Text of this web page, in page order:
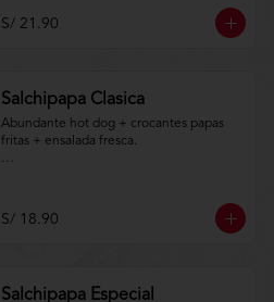
m/TYCGenerales
S/ 21.90
Salchipapa Clasica
Abundante hot dog + crocantes papas
fritas + ensalada fresca.
m/TYCGenerales
S/ 18.90
Salchipapa Especial